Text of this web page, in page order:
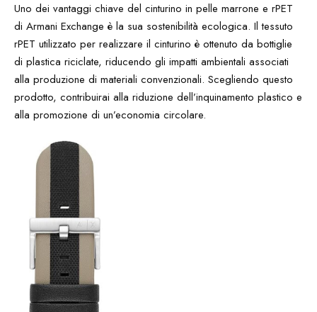
Uno dei vantaggi chiave del cinturino in pelle marrone e rPET
di Armani Exchange è la sua sostenibilità ecologica. Il tessuto
rPET utilizzato per realizzare il cinturino è ottenuto da bottiglie
di plastica riciclate, riducendo gli impatti ambientali associati
alla produzione di materiali convenzionali. Scegliendo questo
prodotto, contribuirai alla riduzione dell’inquinamento plastico e
alla promozione di un’economia circolare.